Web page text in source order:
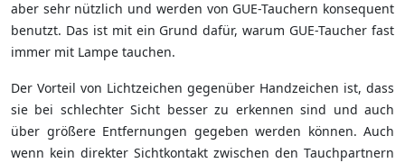
aber sehr nützlich und werden von GUE-Tauchern konsequent
benutzt. Das ist mit ein Grund dafür, warum GUE-Taucher fast
immer mit Lampe tauchen.
Der Vorteil von Lichtzeichen gegenüber Handzeichen ist, dass
sie bei schlechter Sicht besser zu erkennen sind und auch
über größere Entfernungen gegeben werden können. Auch
wenn kein direkter Sichtkontakt zwischen den Tauchpartnern